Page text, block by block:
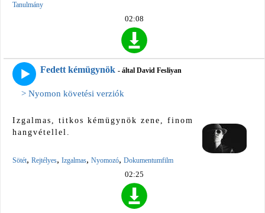
Tanulmány
02:08
Fedett kémügynök - által David Fesliyan
> Nyomon követési verziók
Izgalmas, titkos kémügynök zene, finom
hangvétellel.
Sötét, Rejtélyes, Izgalmas, Nyomozó, Dokumentumfilm
02:25